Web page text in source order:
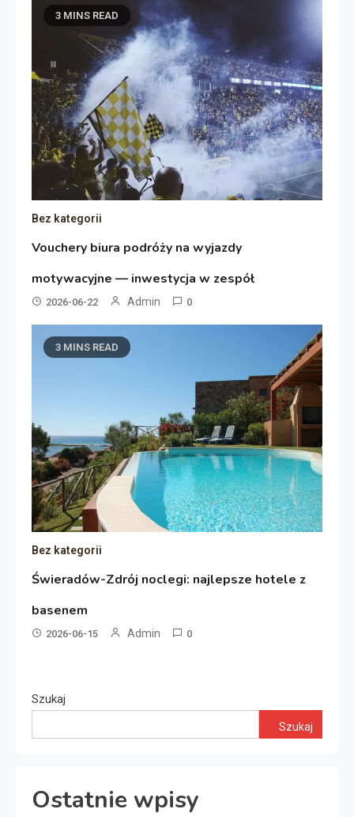
3 MINS READ
Bez kategorii
Vouchery biura podróży na wyjazdy
motywacyjne — inwestycja w zespół
2026-06-22 Admin 0
3 MINS READ
Bez kategorii
Świeradów-Zdrój noclegi: najlepsze hotele z
basenem
2026-06-15 Admin 0
Szukaj
Szukaj
Ostatnie wpisy